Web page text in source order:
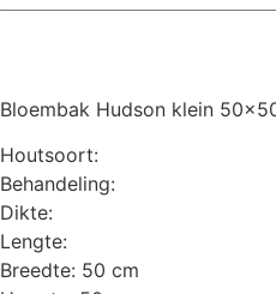
Bloembak Hudson klein
Houtsoort:
Behandeling:
Dikte:
Lengte:
Breedte: 50 cm